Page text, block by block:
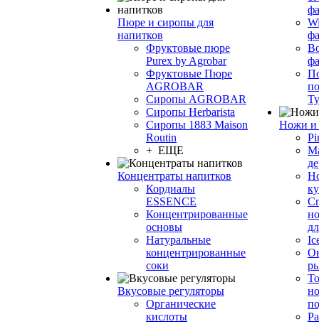
Пюре и сиропы для
напитков
Фруктовые пюре
Purex by Agrobar
Фруктовые Пюре
AGROBAR
Сиропы AGROBAR
Сиропы Herbarista
Сиропы 1883 Maison
Routin
+ ЕЩЕ
Концентраты напитков
Кордиалы
ESSENCE
Концентрированные
основы
Натуральные
концентрированные
соки
Вкусовые регуляторы
Органические
кислоты
Ножи и